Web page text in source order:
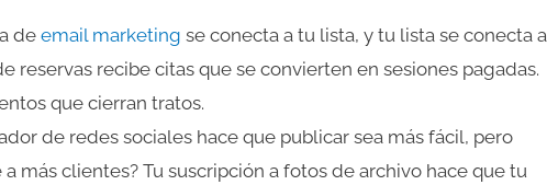
deemail marketing se conecta a tu lista, y tu lista se conecta a
reservas recibe citas que se convierten en sesiones pagadas.
que cierran tratos.
de redes sociales hace que publicar sea más fácil, pero
más clientes? Tu suscripción a fotos de archivo hace que tu